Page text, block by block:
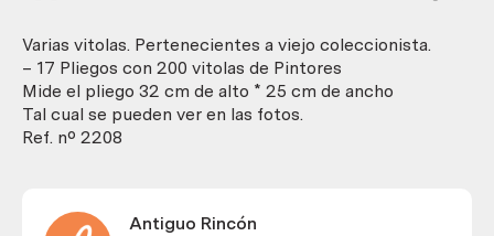
unidades
diferentes.
cantidad
Varias vitolas. Pertenecientes a viejo coleccionista.
– 17 Pliegos con 200 vitolas de Pintores
Mide el pliego 32 cm de alto * 25 cm de ancho
Tal cual se pueden ver en las fotos.
Ref. nº 2208
Antiguo Rincón